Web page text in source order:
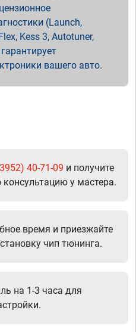
(Launch,
Kess 3, Autotuner,
вашего авто.
40-71-09 и получите
у мастера.
время и приезжайте
чип тюнинга.
на 1-3 часа для